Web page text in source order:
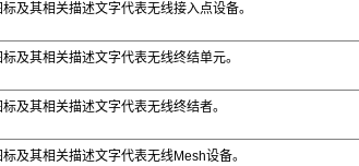
标及其相关描述文字代表无线接入点设备。
标及其相关描述文字代表无线终结单元。
标及其相关描述文字代表无线终结者。
标及其相关描述文字代表无线Mesh设备。